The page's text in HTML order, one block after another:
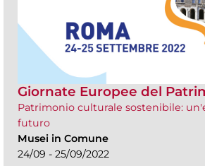
Giornate Europee del
Patrimonio culturale sostenibile:
futuro
Musei in Comune
24/09 - 25/09/2022